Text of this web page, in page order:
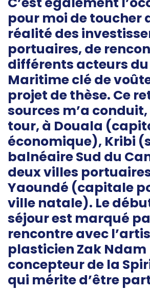
pour moi de toucher
réalité des
portuaires, de
différents acteurs
Maritime clé de
projet de thèse. Ce
sources m’a
tour, à Douala
économique), Kribi
balnéaire Sud du
deux villes
Yaoundé (capitale
ville natale). Le
séjour est marqué
rencontre avec
plasticien Zak Ndam
concepteur de la
qui mérite d’être